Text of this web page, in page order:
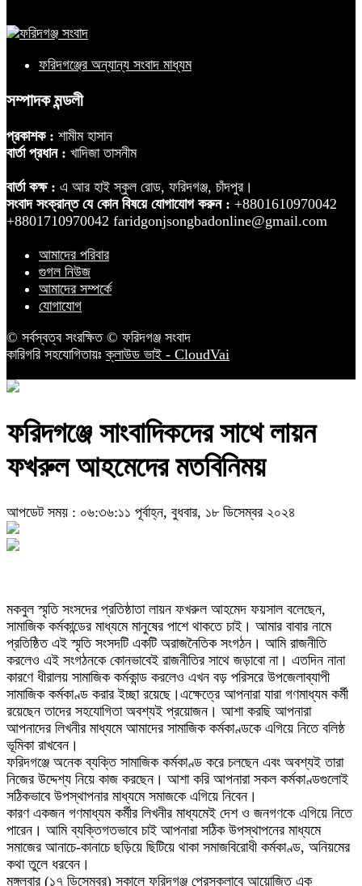
ফরিদগঞ্জের অন্যান্য সংবাদ মাধ্যম
সম্পাদক মন্ডলী
প্রকাশক : শামীম হাসান
বার্তা প্রধান : খাদিজা তাসনীম
বার্তা কক্ষ : এ আর হাই স্কুল রোড, ফরিদগঞ্জ, চাঁদপুর।
সংবাদ সংক্রান্ত যে কোন বিষয়ে যোগাযোগ করুন : +8801610970042
+8801710970042 faridgonjsongbadonline@gmail.com
আমাদের পরিবার
গুগল নিউজ
আমাদের সম্পর্কে
যোগাযোগ
© সর্বস্বত্ব সংরক্ষিত © ফরিদগঞ্জ সংবাদ
কারিগরি সহযোগিতায়ঃক্লাউড ভাই - CloudVai
ফরিদগঞ্জে সাংবাদিকদের সাথে লায়ন
ফখরুল আহমেদের মতবিনিময়
আপডেট সময় : ০৬:৩৬:১১ পূর্বাহ্ন, বুধবার, ১৮ ডিসেম্বর ২০২৪
মকবুল স্মৃতি সংসদের প্রতিষ্ঠাতা লায়ন ফখরুল আহমেদ ফয়সাল বলেছেন,
সামাজিক কর্মকান্ডের মাধ্যমে মানুষের পাশে থাকতে চাই। আমার বাবার নামে
প্রতিষ্ঠিত এই স্মৃতি সংসদটি একটি অরাজনৈতিক সংগঠন। আমি রাজনীতি
করলেও এই সংগঠনকে কোনভাবেই রাজনীতির সাথে জড়াবো না। এতদিন নানা
কারণে ধীরালয় সামাজিক কর্মকান্ড করলেও এখন বড় পরিসরে উপজেলাব্যাপী
সামাজিক কর্মকাণ্ড করার ইচ্ছা রয়েছে।এক্ষেত্রে আপনারা যারা গণমাধ্যম কর্মী
রয়েছেন তাদের সহযোগিতা অবশ্যই প্রয়োজন। আশা করছি আপনারা
আপনাদের লিখনীর মাধ্যমে আমাদের সামাজিক কর্মকাণ্ডকে এগিয়ে নিতে বলিষ্ঠ
ভূমিকা রাখবেন।
ফরিদগঞ্জে অনেক ব্যক্তি সামাজিক কর্মকাণ্ড করে চলছেন এবং অবশ্যই তারা
নিজের উদ্দেশ্য নিয়ে কাজ করছেন। আশা করি আপনারা সকল কর্মকাণ্ডগুলোই
সঠিকভাবে উপস্থাপনার মাধ্যমে সমাজকে এগিয়ে নিবেন।
কারণ একজন গণমাধ্যম কর্মীর লিখনীর মাধ্যমেই দেশ ও জনগণকে এগিয়ে নিতে
পারেন। আমি ব্যক্তিগতভাবে চাই আপনারা সঠিক উপস্থাপনের মাধ্যমে
সমাজের আনাচে-কানাচে ছড়িয়ে ছিটিয়ে থাকা সমাজবিরোধী কর্মকাণ্ড, অনিয়মের
কথা তুলে ধরবেন।
মঙ্গলবার (১৭ ডিসেম্বর) সকালে ফরিদগঞ্জ প্রেসক্লাবে আয়োজিত এক